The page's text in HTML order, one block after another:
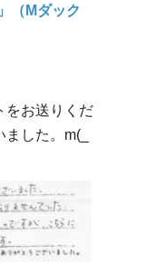
（Mダック
お送りくだ
した。m(_